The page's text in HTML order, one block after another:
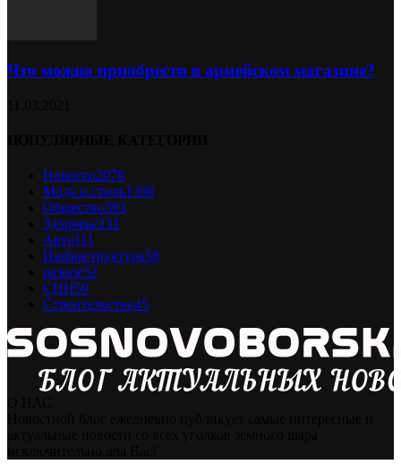
Что можно приобрести в армейском магазине?
Новости2078
Мода и стиль1398
Общество393
Здоровье131
Авто111
Инфраструктура58
разное52
СНН50
Строительство45